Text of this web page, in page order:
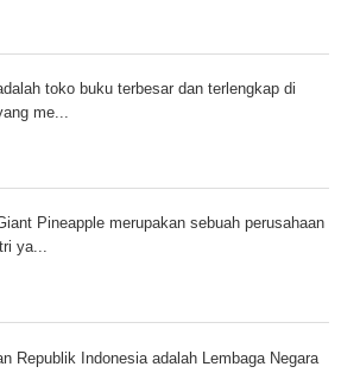
toko buku terbesar dan terlengkap di
me...
Pineapple merupakan sebuah perusahaan
ya...
Republik Indonesia adalah Lembaga Negara